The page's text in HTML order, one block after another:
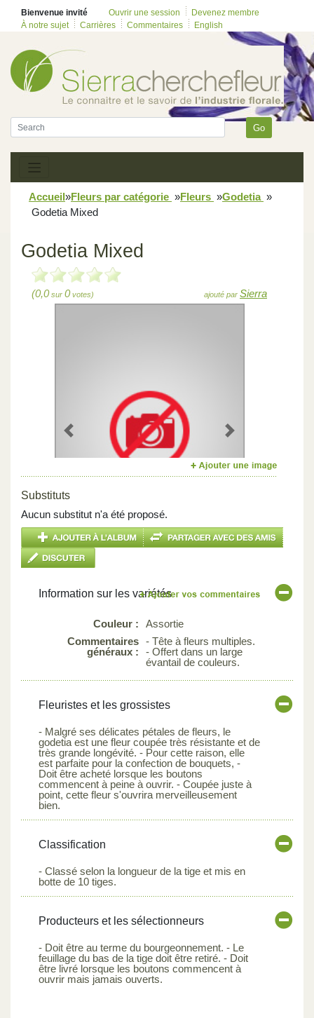
Bienvenue invité Ouvrir une session
Devenez membre
À notre sujet
Carrières Commentaires English
Go
Accueil»Fleurs par catégorie »Fleurs »Godetia »
Godetia Mixed
Godetia Mixed
(0,0sur 0votes) ajouté par Sierra
Previous Next
Substituts
Aucun substitut n'a été proposé.
Information sur les variétés
Couleur :
Assortie
Commentaires
généraux :
- Tête à fleurs multiples.
- Offert dans un large
évantail de couleurs.
Fleuristes et les grossistes
- Malgré ses délicates pétales de fleurs, le
godetia est une fleur coupée très résistante et de
très grande longévité. - Pour cette raison, elle
est parfaite pour la confection de bouquets, -
Doit être acheté lorsque les boutons
commencent à peine à ouvrir. - Coupée juste à
point, cette fleur s'ouvrira merveilleusement
bien.
Classification
- Classé selon la longueur de la tige et mis en
botte de 10 tiges.
Producteurs et les sélectionneurs
- Doit être au terme du bourgeonnement. - Le
feuillage du bas de la tige doit être retiré. - Doit
être livré lorsque les boutons commencent à
ouvrir mais jamais ouverts.